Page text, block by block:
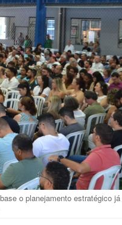
o planejamento estratégico